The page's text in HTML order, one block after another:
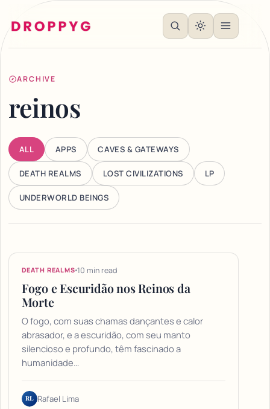
ARCHIVE
reinos
ALL APPS CAVES & GATEWAYS
DEATH REALMS LOST CIVILIZATIONS LP
UNDERWORLD BEINGS
Articles
DEATH REALMS 10 min read
Fogo e Escuridão nos Reinos da
Morte
O fogo, com suas chamas dançantes e calor
abrasador, e a escuridão, com seu manto
silencioso e profundo, têm fascinado a
humanidade…
RL Rafael Lima